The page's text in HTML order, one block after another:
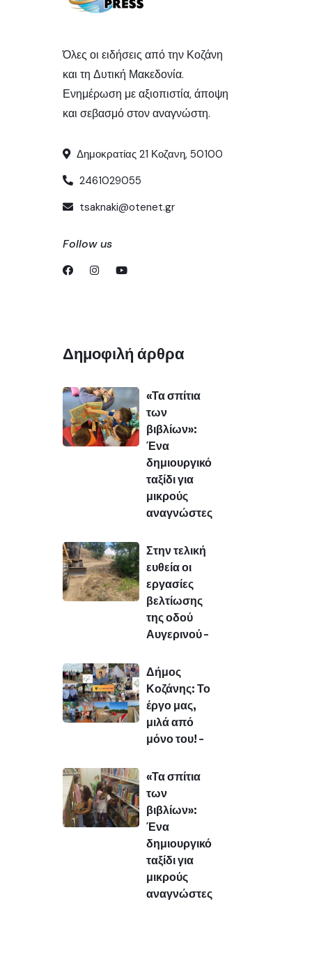
Όλες οι ειδήσεις από την Κοζάνη
και τη Δυτική Μακεδονία.
Ενημέρωση με αξιοπιστία, άποψη
και σεβασμό στον αναγνώστη.
Δημοκρατίας 21 Κοζανη, 50100
2461029055
tsaknaki@otenet.gr
Follow us
Δημοφιλή άρθρα
«Τα σπίτια
των
βιβλίων»:
Ένα
δημιουργικό
ταξίδι για
μικρούς
αναγνώστες
Στην τελική
ευθεία οι
εργασίες
βελτίωσης
της οδού
Αυγερινού –
Δήμος
Κοζάνης: Το
έργο μας,
μιλά από
μόνο του! –
«Τα σπίτια
των
βιβλίων»:
Ένα
δημιουργικό
ταξίδι για
μικρούς
αναγνώστες